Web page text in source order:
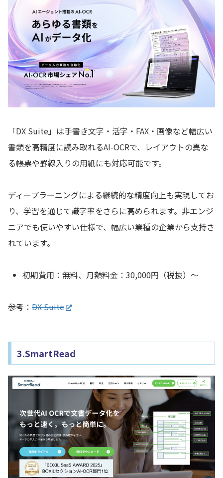
「DX Suite」は手書き文字・活字・FAX・画像など幅広い
書類を高精度に読み取れるAI-OCRで、レイアウトの異な
る帳票や罫線入りの用紙にも対応可能です。
ディープラーニングによる継続的な精度向上も実現してお
り、学習を通じて識字率をさらに高められます。非エンジ
ニアでも使いやすい仕様で、幅広い業種の企業から支持さ
れています。
初期費用：無料、月額料金：30,000円（税抜）～
参考： DX Suite
3.SmartRead